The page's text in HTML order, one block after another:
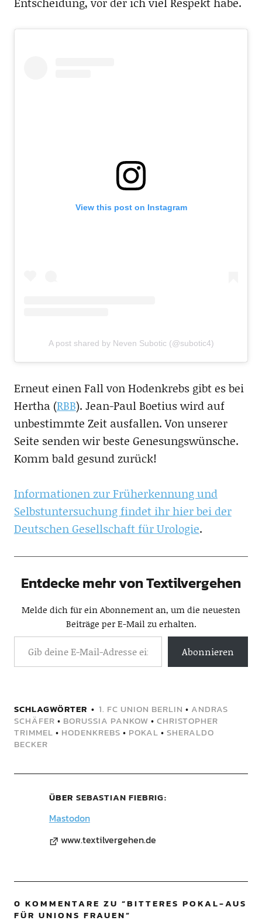
View this post on Instagram
A post shared by Neven Subotic (@subotic4)
Erneut einen Fall von Hodenkrebs gibt es bei
Hertha (RBB). Jean-Paul Boetius wird auf
unbestimmte Zeit ausfallen. Von unserer
Seite senden wir beste Genesungswünsche.
Komm bald gesund zurück!
Informationen zur Früherkennung und
Selbstuntersuchung findet ihr hier bei der
Deutschen Gesellschaft für Urologie.
Entdecke mehr von Textilvergehen
Melde dich für ein Abonnement an, um die neuesten
Beiträge per E-Mail zu erhalten.
Abonnieren
SCHLAGWÖRTER 1. FC UNION BERLIN • ANDRAS
SCHÄFER • BORUSSIA PANKOW • CHRISTOPHER
TRIMMEL • HODENKREBS • POKAL • SHERALDO
BECKER
ÜBER SEBASTIAN FIEBRIG
Mastodon
www.textilvergehen.de
0 KOMMENTARE ZU “BITTERES POKAL-AUS
FÜR UNIONS FRAUEN”